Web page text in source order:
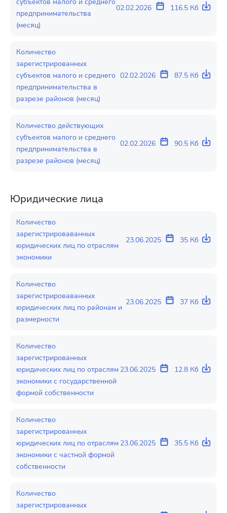
предпринимательства
(месяц)
02.02.2026 116.5 Кб
Количество
зарегистрированных
субъектов малого и среднего
предпринимательства в
разрезе районов (месяц)
02.02.2026 87.5 Кб
Количество действующих
субъектов малого и среднего
предпринимательства в
разрезе районов (месяц)
02.02.2026 90.5 Кб
Юридические лица
Количество
зарегистрироваванных
юридических лиц по отраслям
экономики
23.06.2025 35 Кб
Количество
зарегистрироваванных
юридических лиц по районам и
размерности
23.06.2025 37 Кб
Количество
зарегистрированных
юридических лиц по отраслям
экономики с государственной
формой собственности
23.06.2025 12.8 Кб
Количество
зарегистрированных
юридических лиц по отраслям
экономики с частной формой
собственности
23.06.2025 35.5 Кб
Количество
зарегистрированных